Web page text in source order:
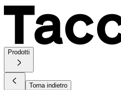
Prodotti
Torna indietro